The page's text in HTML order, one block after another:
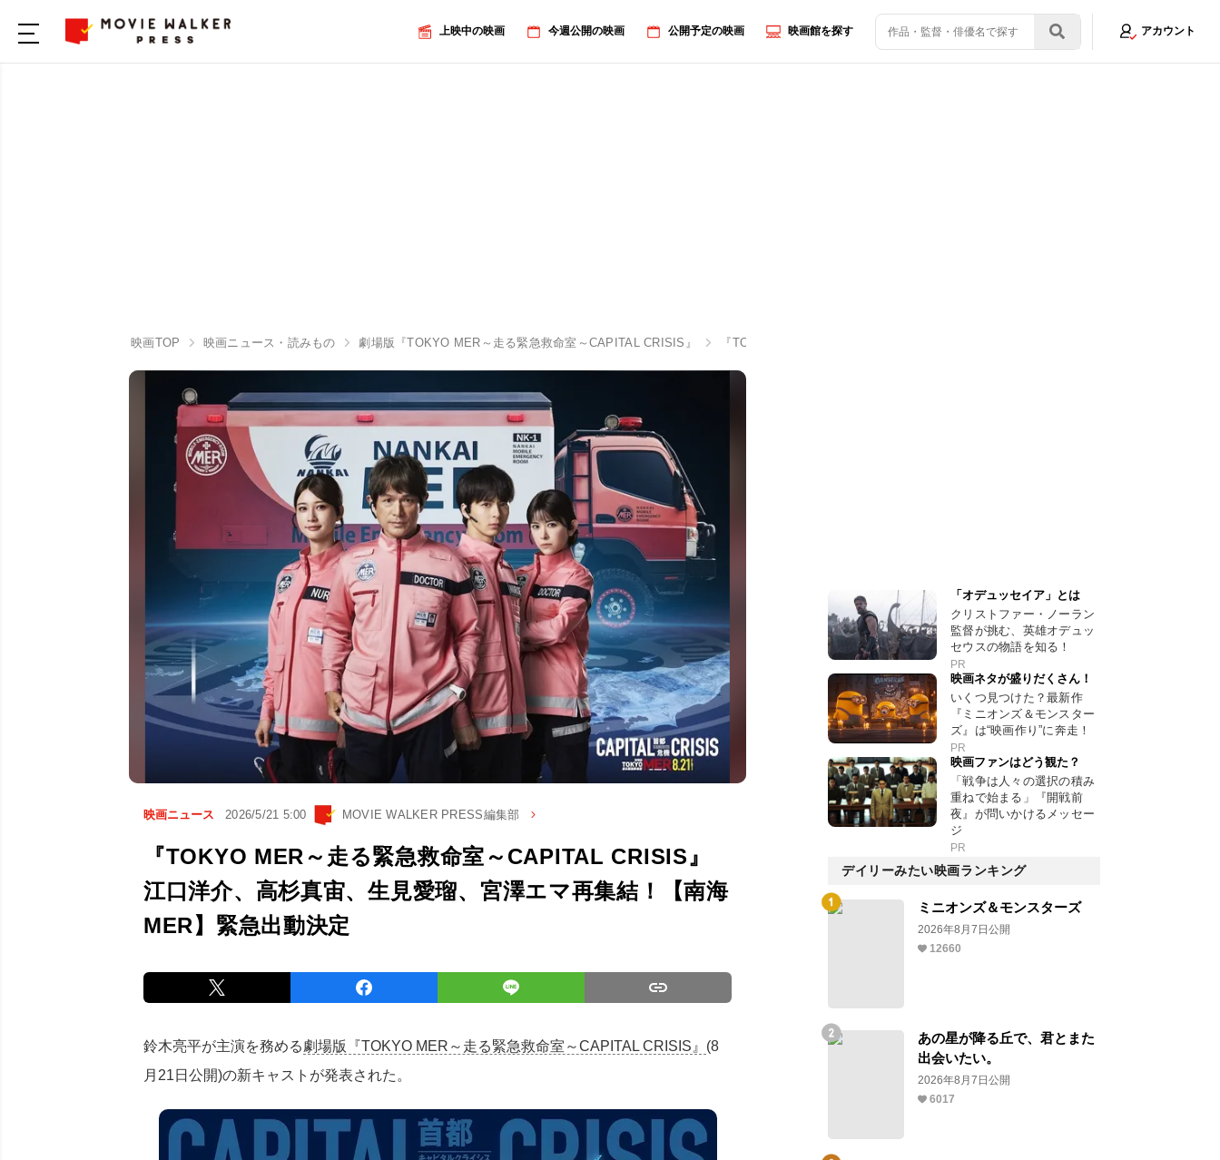
上映中の映画 今週公開の映画 公開予定の映画 映画館を探す アカウント
映画TOP 映画ニュース・読みもの 劇場版『TOKYO MER～走る緊急救命室～CAPITAL CRISIS』 『TOKYO MER～走る緊急救命室～CAPITAL CRISIS』江口洋介、高杉真宙、生見愛瑠、
映画ニュース 2026/5/21 5:00 MOVIE WALKER PRESS編集部
『TOKYO MER～走る緊急救命室～CAPITAL CRISIS』
江口洋介、高杉真宙、生見愛瑠、宮澤エマ再集結！【南海
MER】緊急出動決定
鈴木亮平が主演を務める劇場版『TOKYO MER～走る緊急救命室～CAPITAL CRISIS』 (8
月21日公開)の新キャストが発表された。
「オデュッセイア」とは
クリストファー・ノーラン
監督が挑む、英雄オデュッ
セウスの物語を知る！
PR
映画ネタが盛りだくさん！
いくつ見つけた？最新作
『ミニオンズ＆モンスター
ズ』は“映画作り”に奔走！
PR
映画ファンはどう観た？
「戦争は人々の選択の積み
重ねで始まる」『開戦前
夜』が問いかけるメッセー
ジ
PR
デイリーみたい映画ランキング
ミニオンズ＆モンスターズ
2026年8月7日公開
12660
あの星が降る丘で、君とまた
出会いたい。
2026年8月7日公開
6017